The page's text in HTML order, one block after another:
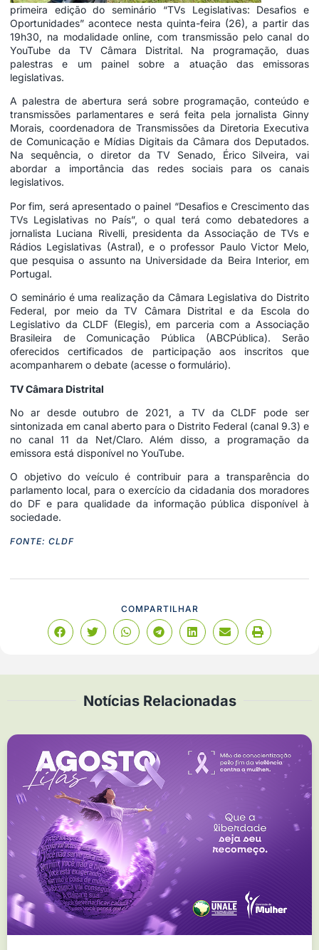
primeira edição do seminário “TVs Legislativas: Desafios e
Oportunidades” acontece nesta quinta-feira (26), a partir das
19h30, na modalidade online, com transmissão pelocanal do
YouTube da TV Câmara Distrital. Na programação, duas
palestras e um painel sobre a atuação das emissoras
legislativas.
A palestra de abertura será sobre programação, conteúdo e
transmissões parlamentares e será feita pela jornalista Ginny
Morais, coordenadora de Transmissões da Diretoria Executiva
de Comunicação e Mídias Digitais da Câmara dos Deputados.
Na sequência, o diretor da TV Senado, Érico Silveira, vai
abordar a importância das redes sociais para os canais
legislativos.
Por fim, será apresentado o painel “Desafios e Crescimento das
TVs Legislativas no País”, o qual terá como debatedores a
jornalista Luciana Rivelli, presidenta da Associação de TVs e
Rádios Legislativas (Astral), e o professor Paulo Victor Melo,
que pesquisa o assunto na Universidade da Beira Interior, em
Portugal.
O seminário é uma realização da Câmara Legislativa do Distrito
Federal, por meio da TV Câmara Distrital e da Escola do
Legislativo da CLDF (Elegis), em parceria com a Associação
Brasileira de Comunicação Pública (ABCPública). Serão
oferecidos certificados de participação aos inscritos que
acompanharem o debate (acesse o formulário).
TV Câmara Distrital
No ar desde outubro de 2021, a TV da CLDF pode ser
sintonizada em canal aberto para o Distrito Federal (canal 9.3) e
no canal 11 da Net/Claro. Além disso, a programação da
emissora está disponível no YouTube.
O objetivo do veículo é contribuir para a transparência do
parlamento local, para o exercício da cidadania dos moradores
do DF e para qualidade da informação pública disponível à
sociedade.
FONTE: CLDF
COMPARTILHAR
Notícias Relacionadas